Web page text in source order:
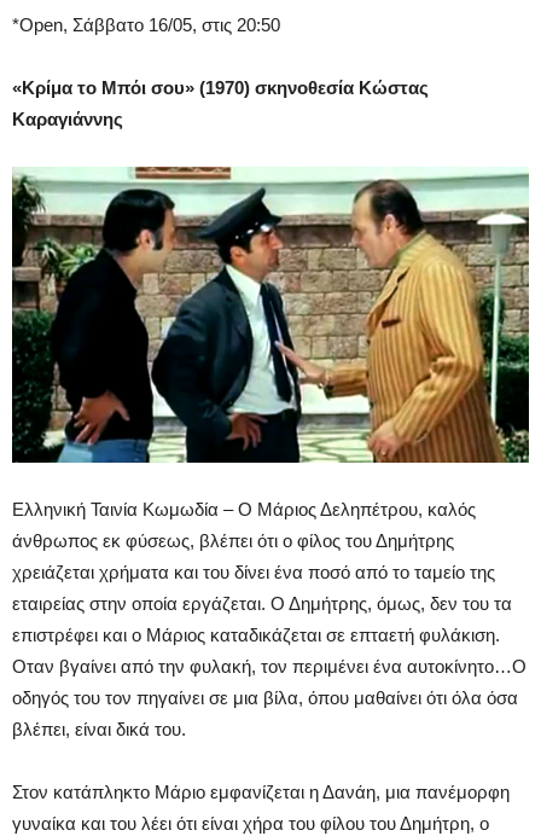
*Open, Σάββατο 16/05, στις 20:50
«Κρίμα το Μπόι σου» (1970) σκηνοθεσία Κώστας
Καραγιάννης
Ελληνική Ταινία Κωμωδία – Ο Μάριος Δεληπέτρου, καλός
άνθρωπος εκ φύσεως, βλέπει ότι ο φίλος του Δημήτρης
χρειάζεται χρήματα και του δίνει ένα ποσό από το ταμείο της
εταιρείας στην οποία εργάζεται. Ο Δημήτρης, όμως, δεν του τα
επιστρέφει και ο Μάριος καταδικάζεται σε επταετή φυλάκιση.
Οταν βγαίνει από την φυλακή, τον περιμένει ένα αυτοκίνητο…Ο
οδηγός του τον πηγαίνει σε μια βίλα, όπου μαθαίνει ότι όλα όσα
βλέπει, είναι δικά του.
Στον κατάπληκτο Μάριο εμφανίζεται η Δανάη, μια πανέμορφη
γυναίκα και του λέει ότι είναι χήρα του φίλου του Δημήτρη, ο